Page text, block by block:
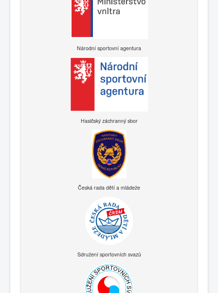
Národní sportovní agentura
Hasičský záchranný sbor
Česká rada dětí a mládeže
Sdružení sportovních svazů